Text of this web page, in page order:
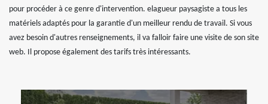
pour procéder à ce genre d'intervention. elagueur paysagiste a tous les
matériels adaptés pour la garantie d'un meilleur rendu de travail. Si vous
avez besoin d'autres renseignements, il va falloir faire une visite de son site
web. Il propose également des tarifs très intéressants.